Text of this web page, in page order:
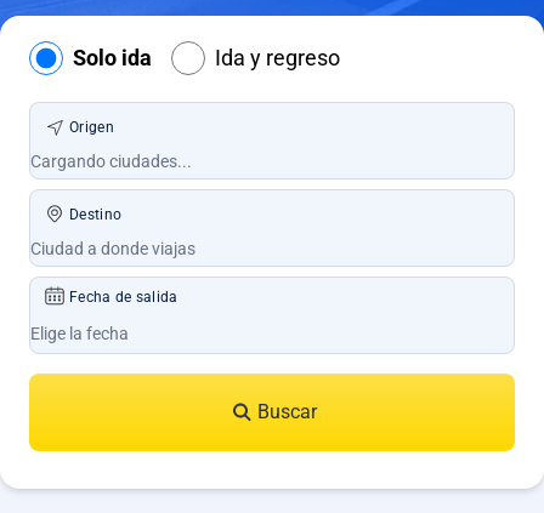
Solo ida Ida y regreso
Origen
Destino
Fecha de salida
Buscar